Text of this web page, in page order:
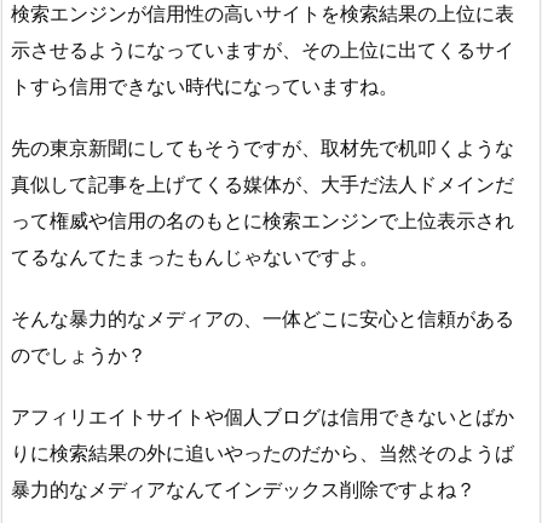
検索エンジンが信用性の高いサイトを検索結果の上位に表
示させるようになっていますが、その上位に出てくるサイ
トすら信用できない時代になっていますね。
先の東京新聞にしてもそうですが、取材先で机叩くような
真似して記事を上げてくる媒体が、大手だ法人ドメインだ
って権威や信用の名のもとに検索エンジンで上位表示され
てるなんてたまったもんじゃないですよ。
そんな暴力的なメディアの、一体どこに安心と信頼がある
のでしょうか？
アフィリエイトサイトや個人ブログは信用できないとばか
りに検索結果の外に追いやったのだから、当然そのようば
暴力的なメディアなんてインデックス削除ですよね？